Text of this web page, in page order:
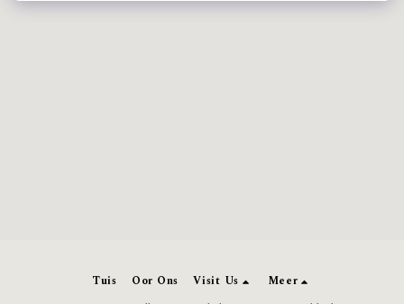
Tuis Oor Ons Visit Us
Meer